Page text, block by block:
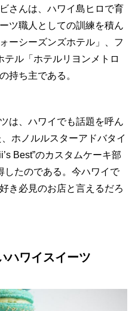
さんは、ハワイ島ヒロで育
ツ職人としての訓練を積ん
ーシーズンズホテル」、フ
テル「ホテルリヨンメトロ
持ち主である。
は、ハワイでも話題を呼ん
ホノルルスターアドバタイ
Best”のカスタムケーキ部
したのである。今ハワイで
き必見のお店と言えるだろ
ハワイスイーツ